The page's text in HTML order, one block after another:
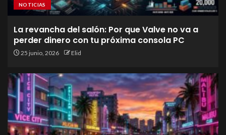
NOTICIAS
La revancha del salón: Por que Valve no va a
perder dinero con tu próxima consola PC
25 junio, 2026 Elid